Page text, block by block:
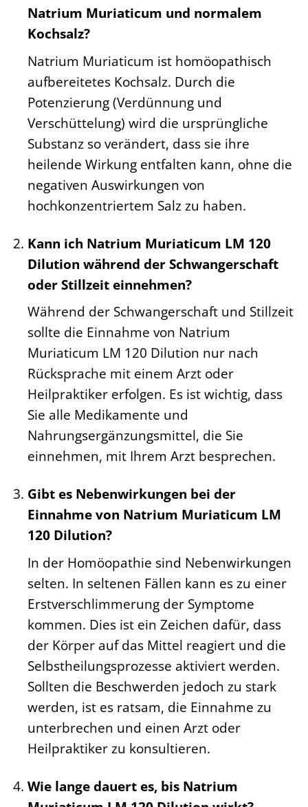
Natrium Muriaticum und normalem
Kochsalz?
Natrium Muriaticum ist homöopathisch
aufbereitetes Kochsalz. Durch die
Potenzierung (Verdünnung und
Verschüttelung) wird die ursprüngliche
Substanz so verändert, dass sie ihre
heilende Wirkung entfalten kann, ohne die
negativen Auswirkungen von
hochkonzentriertem Salz zu haben.
Kann ich Natrium Muriaticum LM 120
Dilution während der Schwangerschaft
oder Stillzeit einnehmen?
Während der Schwangerschaft und Stillzeit
sollte die Einnahme von Natrium
Muriaticum LM 120 Dilution nur nach
Rücksprache mit einem Arzt oder
Heilpraktiker erfolgen. Es ist wichtig, dass
Sie alle Medikamente und
Nahrungsergänzungsmittel, die Sie
einnehmen, mit Ihrem Arzt besprechen.
Gibt es Nebenwirkungen bei der
Einnahme von Natrium Muriaticum LM
120 Dilution?
In der Homöopathie sind Nebenwirkungen
selten. In seltenen Fällen kann es zu einer
Erstverschlimmerung der Symptome
kommen. Dies ist ein Zeichen dafür, dass
der Körper auf das Mittel reagiert und die
Selbstheilungsprozesse aktiviert werden.
Sollten die Beschwerden jedoch zu stark
werden, ist es ratsam, die Einnahme zu
unterbrechen und einen Arzt oder
Heilpraktiker zu konsultieren.
Wie lange dauert es, bis Natrium